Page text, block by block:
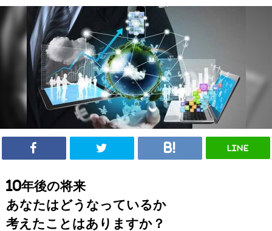
LINE
10年後の将来
あなたはどうなっているか
考えたことはありますか？